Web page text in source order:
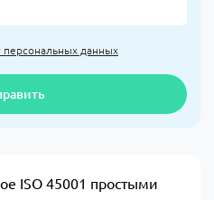
персональных данных
ISO 45001 простыми